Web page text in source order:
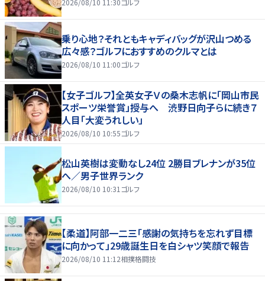
2026/08/10 11:30ゴルフ
乗り心地？それともキャディバッグが沢山つめる
広々感？ゴルフにおすすめのクルマとは
2026/08/10 11:00ゴルフ
【女子ゴルフ】全英女子Ｖの桑木志帆に「岡山市民
スポーツ栄誉賞」授与へ 渋野日向子らに続き７
人目「大変うれしい」
2026/08/10 10:55ゴルフ
松山英樹は変動なし24位 2勝目ブレナンが35位
へ／男子世界ランク
2026/08/10 10:31 ゴルフ
【柔道】阿部一二三「感謝の気持ちを忘れず目標
に向かって」29歳誕生日を白シャツ笑顔で報告
2026/08/10 11:12相撲格闘技